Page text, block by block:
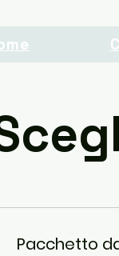
Pacchetto